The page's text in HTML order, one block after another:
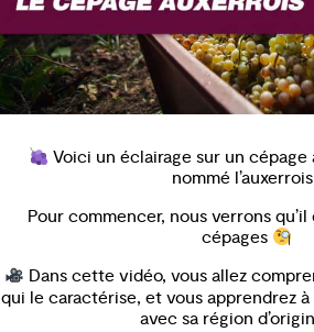
Voici un éclairage sur un cépage
nommé
Pour commencer, nous verrons
cépages
Dans cette vidéo, vous allez
qui le caractérise, et vous apprendrez à
avec sa région